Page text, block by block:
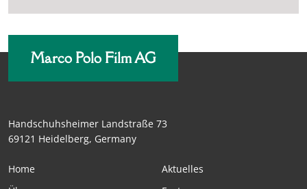
Marco Polo Film AG
Handschuhsheimer Landstraße 73
69121 Heidelberg, Germany
Home
Aktuelles